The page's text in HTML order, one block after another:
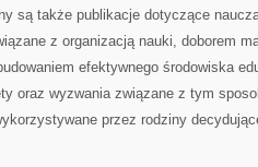
są także publikacje dotyczące
z organizacją nauki, doborem
efektywnego środowiska
oraz wyzwania związane z tym
przez rodziny